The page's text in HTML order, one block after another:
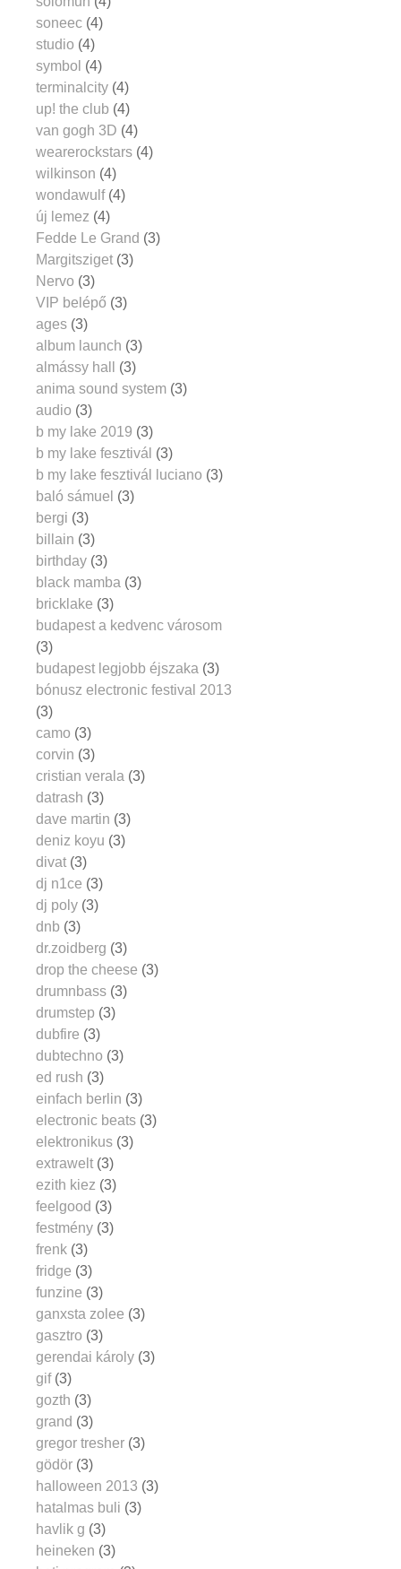
soneec (4)
studio (4)
symbol (4)
terminalcity (4)
up! the club (4)
van gogh 3D (4)
wearerockstars (4)
wilkinson (4)
wondawulf (4)
új lemez (4)
Fedde Le Grand (3)
Margitsziget (3)
Nervo (3)
VIP belépő (3)
ages (3)
album launch (3)
almássy hall
(3)
anima sound system (3)
audio (3)
b my lake 2019 (3)
b my lake fesztivál (3)
b my lake fesztivál luciano (3)
baló sámuel (3)
bergi (3)
billain (3)
birthday (3)
black mamba (3)
bricklake (3)
budapest a kedvenc városom
(3)
budapest legjobb éjszaka (3)
bónusz electronic festival 2013
(3)
camo (3)
corvin (3)
cristian verala (3)
datrash (3)
dave martin (3)
deniz koyu (3)
divat (3)
dj n1ce (3)
dj poly (3)
dnb (3)
dr.zoidberg (3)
drop the cheese (3)
drumnbass (3)
drumstep (3)
dubfire (3)
dubtechno (3)
ed rush (3)
einfach berlin (3)
electronic beats (3)
elektronikus (3)
extrawelt (3)
ezith kiez (3)
feelgood (3)
festmény (3)
frenk (3)
fridge (3)
funzine (3)
ganxsta zolee (3)
gasztro (3)
gerendai károly (3)
gif (3)
gozth (3)
grand (3)
gregor tresher (3)
gödör (3)
halloween 2013 (3)
hatalmas buli (3)
havlik g (3)
heineken (3)